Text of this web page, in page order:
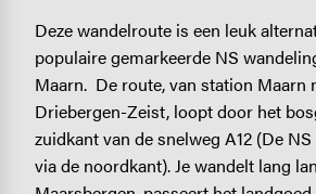
Deze wandelroute is een leuk
populaire gemarkeerde NS
Maarn. De route, van station Maarn
Driebergen-Zeist, loopt door het
zuidkant van de snelweg A12 (De
via de noordkant). Je wandelt lang